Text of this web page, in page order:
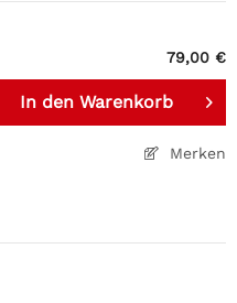
79,00 €
In den Warenkorb
Merken